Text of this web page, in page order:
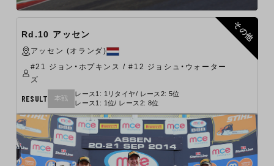
Rd.10 アッセン
アッセン (オランダ)
#21 ジョン・ホプキンス / #12 ジョシュ・ウォーター
ズ
RESULT 本戦
レース1: 1リタイヤ/ レース2: 5位
レース1: 1位/ レース2: 8位
その他